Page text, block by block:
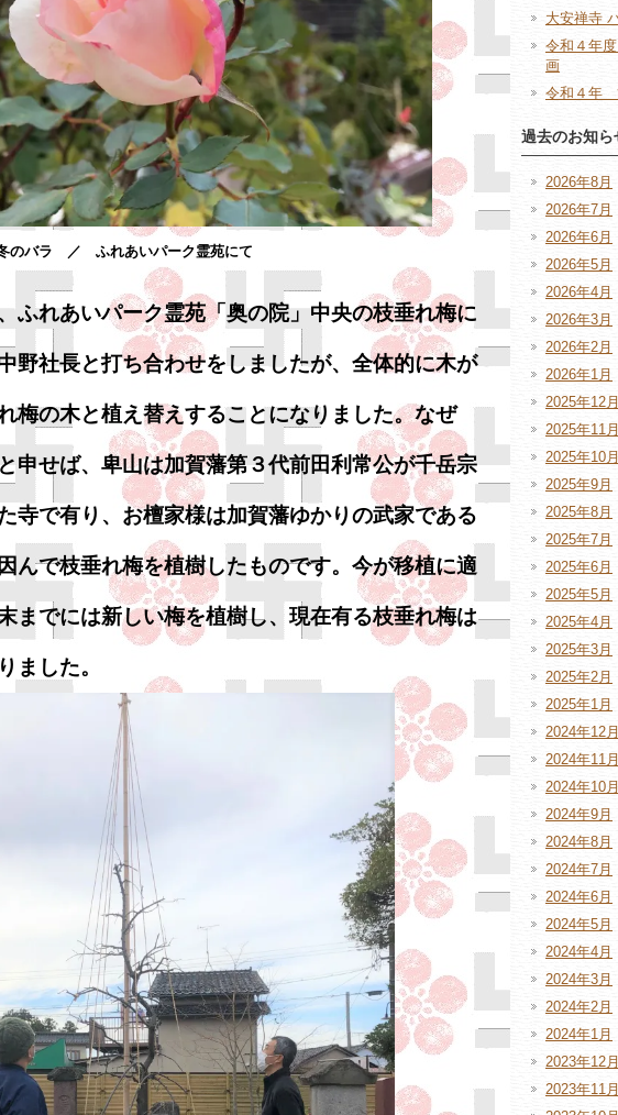
のバラ ／ ふれあいパーク霊苑にて
ふれあいパーク霊苑「奥の院」中央の枝垂れ梅に
野社長と打ち合わせをしましたが、全体的に木が
梅の木と植え替えすることになりました。なぜ
申せば、卑山は加賀藩第３代前田利常公が千岳宗
寺で有り、お檀家様は加賀藩ゆかりの武家である
んで枝垂れ梅を植樹したものです。今が移植に適
までには新しい梅を植樹し、現在有る枝垂れ梅は
ました。
大安禅寺
令和４年
画
令和４年
過去のお知ら
2026年8月
2026年7月
2026年6月
2026年5月
2026年4月
2026年3月
2026年2月
2026年1月
2025年12月
2025年11月
2025年10月
2025年9月
2025年8月
2025年7月
2025年6月
2025年5月
2025年4月
2025年3月
2025年2月
2025年1月
2024年12月
2024年11月
2024年10月
2024年9月
2024年8月
2024年7月
2024年6月
2024年5月
2024年4月
2024年3月
2024年2月
2024年1月
2023年12月
2023年11月